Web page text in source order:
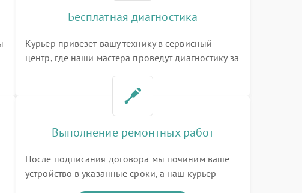
Бесплатная диагностика
Курьер привезет вашу технику в сервисный
центр, где наши мастера проведут диагностику за
Выполнение ремонтных работ
После подписания договора мы починим ваше
устройство в указанные сроки, а наш курьер